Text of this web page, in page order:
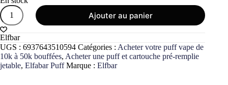
quantité
de
Elfbar
Plus30
2x(2+8ml)
800mAh
Kit
starter
Ajouter au panier
Elfbar
UGS : 6937643510594 Catégories : Acheter votre puff vape de
10k à 50k bouffées, Acheter une puff et cartouche pré-remplie
jetable, Elfabar Puff Marque : Elfbar